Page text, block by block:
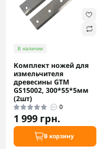
В наличии
Комплект ножей для
измельчителя
древесины GTM
GS15002, 300*55*5мм
(2шт)
0
1 999 грн.
В корзину